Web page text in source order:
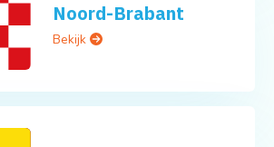
Noord-Brabant
Bekijk